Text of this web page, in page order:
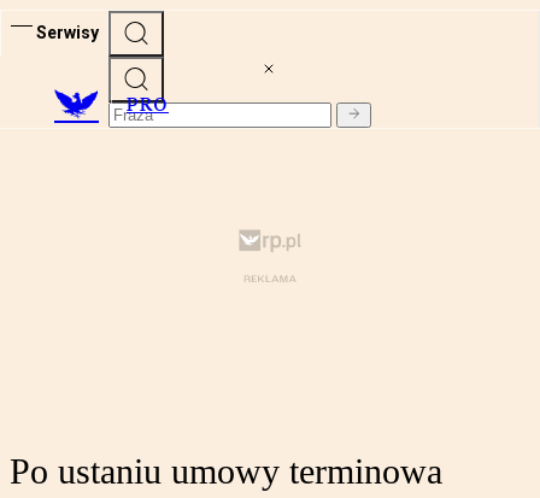
Serwisy
PRO
Po ustaniu umowy terminowa